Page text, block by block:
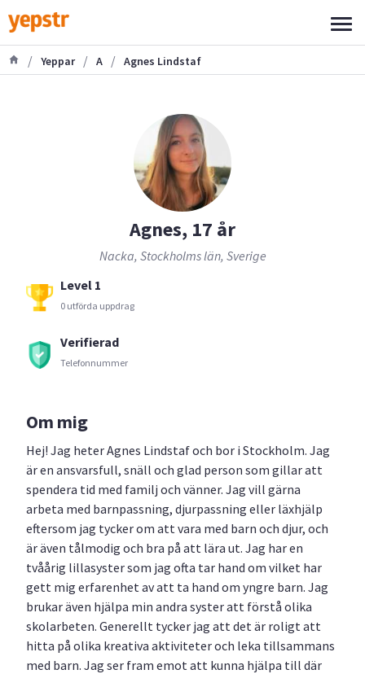
/ Yeppar / A / Agnes Lindstaf
Agnes, 17 år
Nacka, Stockholms län, Sverige
Level 1
0 utförda uppdrag
Verifierad
Telefonnummer
Om mig
Hej! Jag heter Agnes Lindstaf och bor i Stockholm. Jag
är en ansvarsfull, snäll och glad person som gillar att
spendera tid med familj och vänner. Jag vill gärna
arbeta med barnpassning, djurpassning eller läxhjälp
eftersom jag tycker om att vara med barn och djur, och
är även tålmodig och bra på att lära ut. Jag har en
tvåårig lillasyster som jag ofta tar hand om vilket har
gett mig erfarenhet av att ta hand om yngre barn. Jag
brukar även hjälpa min andra syster att förstå olika
skolarbeten. Generellt tycker jag att det är roligt att
hitta på olika kreativa aktiviteter och leka tillsammans
med barn. Jag ser fram emot att kunna hjälpa till där